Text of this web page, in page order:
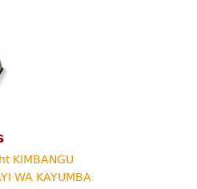
KIMBANGU
WA KAYUMBA